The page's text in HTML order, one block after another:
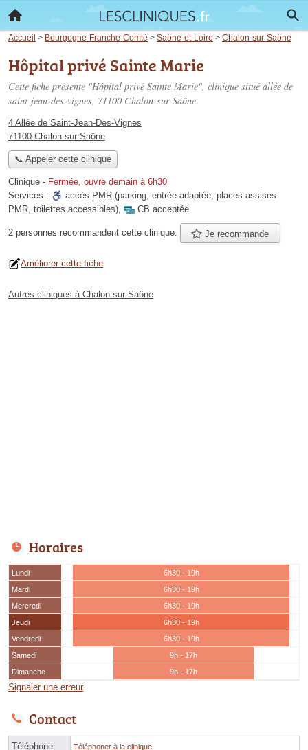
Accueil > Bourgogne-Franche-Comté > Saône-et-Loire > Chalon-sur-Saône
Hôpital privé Sainte Marie
Cette fiche présente "Hôpital privé Sainte Marie", clinique situé allée de
saint-jean-des-vignes, 71100 Chalon-sur-Saône.
4 Allée de Saint-Jean-Des-Vignes
71100 Chalon-sur-Saône
📞 Appeler cette clinique
Clinique - Fermée, ouvre demain à 6h30
Services :
accès PMR (parking, entrée adaptée, places assises
PMR, toilettes accessibles), CB acceptée
2 personnes recommandent cette clinique. Je recommande
Améliorer cette fiche
Autres cliniques à Chalon-sur-Saône
Horaires
Lundi
6h30 - 19h
Mardi
6h30 - 19h
Mercredi
6h30 - 19h
Jeudi
6h30 - 19h
Vendredi
6h30 - 19h
Samedi
9h - 17h
Dimanche
9h - 17h
Signaler une erreur
Contact
Téléphone Téléphoner à la clinique